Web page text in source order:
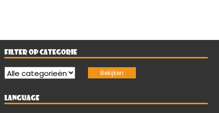
FILTER OP CATEGORIE
LANGUAGE